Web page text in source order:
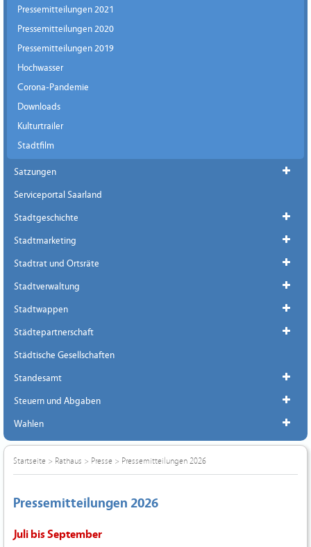
Pressemitteilungen 2021
Pressemitteilungen 2020
Pressemitteilungen 2019
Hochwasser
Corona-Pandemie
Downloads
Kulturtrailer
Stadtfilm
Satzungen
Serviceportal Saarland
Stadtgeschichte
Stadtmarketing
Stadtrat und Ortsräte
Stadtverwaltung
Stadtwappen
Städtepartnerschaft
Städtische Gesellschaften
Standesamt
Steuern und Abgaben
Wahlen
Startseite > Rathaus > Presse > Pressemitteilungen 2026
Pressemitteilungen 2026
Juli bis September